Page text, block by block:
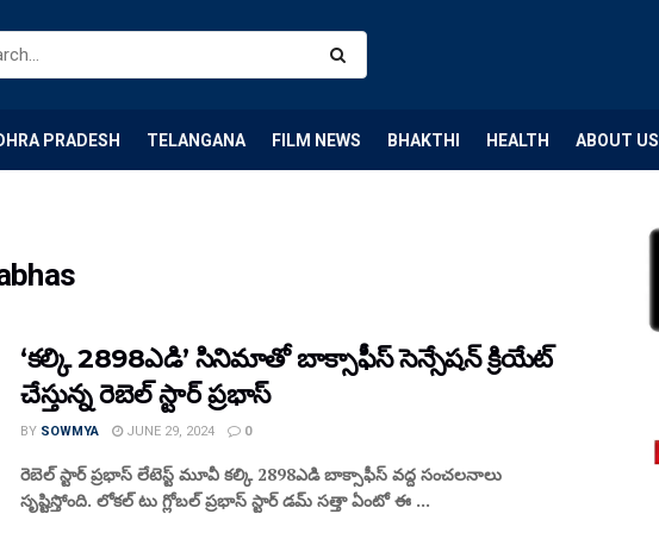
PRADESH TELANGANA FILM NEWS BHAKTHI HEALTH ABOUT US
‘కల్కి 2898ఎడి’ సినిమాతో బాక్సాఫీస్ సెన్సేషన్ క్రియేట్
చేస్తున్న రెబెల్ స్టార్ ప్రభాస్
BY SOWMYA JUNE 29, 2024 0
రెబెల్ స్టార్ ప్రభాస్ లేటెస్ట్ మూవీ కల్కి 2898ఎడి బాక్సాఫీస్ వద్ద సంచలనాలు
సృష్టిస్తోంది. లోకల్ టు గ్లోబల్ ప్రభాస్ స్టార్ డమ్ సత్తా ఏంటో ఈ ...